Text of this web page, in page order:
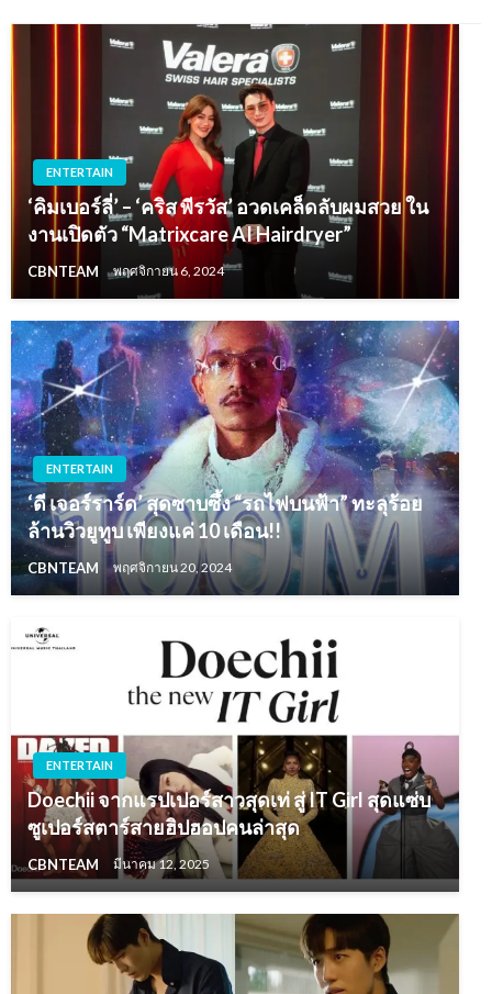
ENTERTAIN
‘คิมเบอร์ลี่’ – ‘คริส พีรวัส’ อวดเคล็ดลับผมสวย ใน
งานเปิดตัว “Matrixcare AI Hairdryer”
CBNTEAM พฤศจิกายน 6, 2024
ENTERTAIN
‘ดี เจอร์ราร์ด’ สุดซาบซึ้ง “รถไฟบนฟ้า” ทะลุร้อย
ล้านวิวยูทูบ เพียงแค่ 10 เดือน!!
CBNTEAM พฤศจิกายน 20, 2024
ENTERTAIN
Doechii จากแรปเปอร์สาวสุดเท่ สู่ IT Girl สุดแซ่บ
ซูเปอร์สตาร์สายฮิปฮอปคนล่าสุด
CBNTEAM มีนาคม 12, 2025